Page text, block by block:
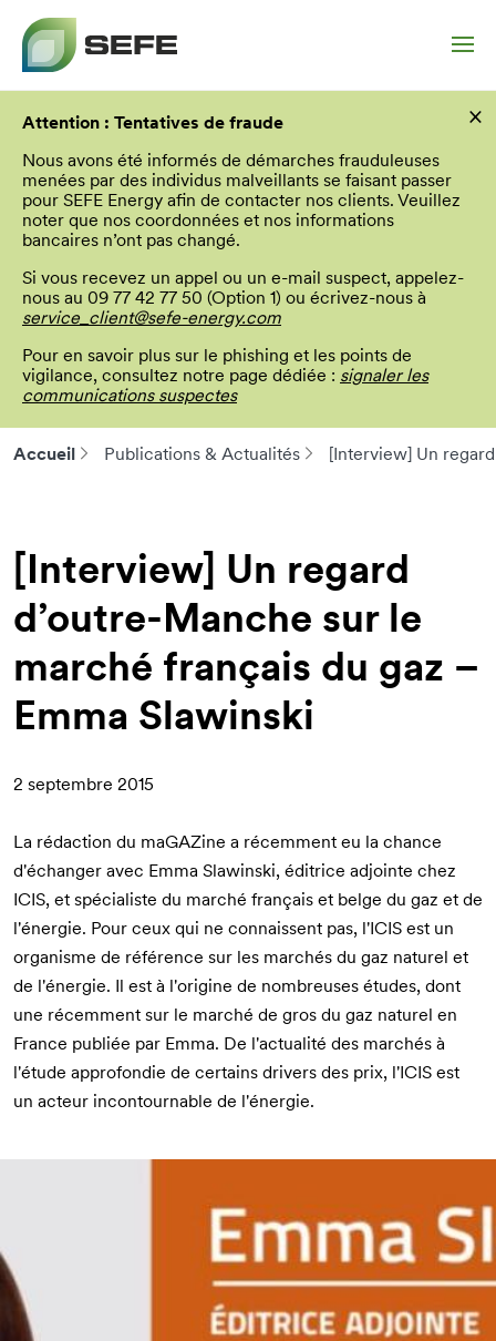
principal
Attention : Tentatives de fraude
Nous avons été informés de démarches frauduleuses
menées par des individus malveillants se faisant passer
pour SEFE Energy afin de contacter nos clients. Veuillez
noter que nos coordonnées et nos informations
bancaires n’ont pas changé.
Si vous recevez un appel ou un e-mail suspect, appelez-
nous au 09 77 42 77 50 (Option 1) ou écrivez-nous à
service_client@sefe-energy.com
Pour en savoir plus sur le phishing et les points de
vigilance, consultez notre page dédiée : signaler les
communications suspectes
×
Accueil Publications & Actualités [Interview] Un
[Interview] Un regard
d’outre-Manche sur le
marché français du gaz –
Emma Slawinski
2 septembre 2015
La rédaction du maGAZine a récemment eu la chance
d'échanger avec Emma Slawinski, éditrice adjointe chez
ICIS, et spécialiste du marché français et belge du gaz et de
l'énergie. Pour ceux qui ne connaissent pas, l'ICIS est un
organisme de référence sur les marchés du gaz naturel et
de l'énergie. Il est à l'origine de nombreuses études, dont
une récemment sur le marché de gros du gaz naturel en
France publiée par Emma. De l'actualité des marchés à
l'étude approfondie de certains drivers des prix, l'ICIS est
un acteur incontournable de l'énergie.